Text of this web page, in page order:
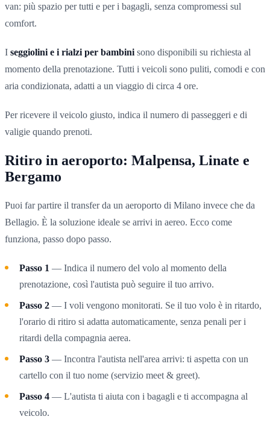
van: più spazio per tutti e per i bagagli, senza compromessi sul
comfort.
I seggiolini e i rialzi per bambini sono disponibili su richiesta al
momento della prenotazione. Tutti i veicoli sono puliti, comodi e con
aria condizionata, adatti a un viaggio di circa 4 ore.
Per ricevere il veicolo giusto, indica il numero di passeggeri e di
valigie quando prenoti.
Ritiro in aeroporto: Malpensa, Linate e
Bergamo
Puoi far partire il transfer da un aeroporto di Milano invece che da
Bellagio. È la soluzione ideale se arrivi in aereo. Ecco come
funziona, passo dopo passo.
Passo 1 — Indica il numero del volo al momento della
prenotazione, così l'autista può seguire il tuo arrivo.
Passo 2 — I voli vengono monitorati. Se il tuo volo è in ritardo,
l'orario di ritiro si adatta automaticamente, senza penali per i
ritardi della compagnia aerea.
Passo 3 — Incontra l'autista nell'area arrivi: ti aspetta con un
cartello con il tuo nome (servizio meet & greet).
Passo 4 — L'autista ti aiuta con i bagagli e ti accompagna al
veicolo.